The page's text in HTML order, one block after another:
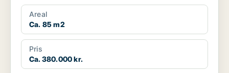
Areal
Ca. 85 m2
Pris
Ca. 380.000 kr.